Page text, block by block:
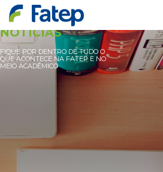
NOTÍCIAS
FIQUE POR DENTRO DE TUDO O
QUE ACONTECE NA FATEP E NO
MEIO ACADÊMICO